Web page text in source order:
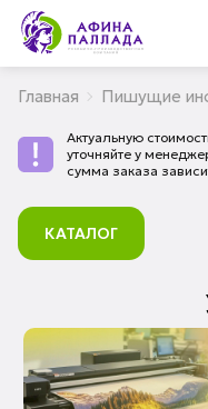
Главная Пишущие
Актуальную
уточняйте у
сумма заказа
КАТАЛОГ